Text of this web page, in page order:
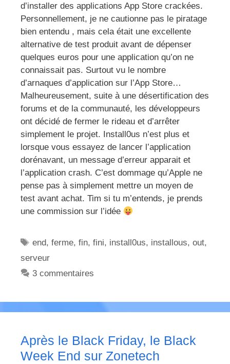
d’installer des applications App Store crackées.
Personnellement, je ne cautionne pas le piratage
bien entendu , mais cela était une excellente
alternative de test produit avant de dépenser
quelques euros pour une application qu’on ne
connaissait pas. Surtout vu le nombre
d’arnaques d’application sur l’App Store…
Malheureusement, suite à une désertification des
forums et de la communauté, les développeurs
ont décidé de fermer le rideau et d’arrêter
simplement le projet. Install0us n’est plus et
lorsque vous essayez de lancer l’application
dorénavant, un message d’erreur apparait et
l’application crash. C’est dommage qu’Apple ne
pense pas à simplement mettre un moyen de
test avant achat. Tim si tu m’entends, je prends
une commission sur l’idée
Étiquettes
end,ferme,fin,fini, install0us, installous,out,
serveur
3 commentaires
Après le Black Friday, le Black
Week End sur Zonetech